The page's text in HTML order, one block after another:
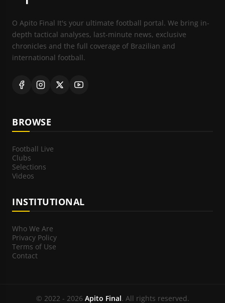
O Apito Final It's your ultimate football portal. We bring in-
depth tactical analyses, last-minute news, exclusive
chronicles and the full coverage of Brazilian and
international football.
BROWSE
Football Live
Clubs
Selections
Videos
INSTITUTIONAL
Who We Are
Privacy Policy
Terms of Use
Contact
© 2022 - 2026 Apito Final. All rights reserved.